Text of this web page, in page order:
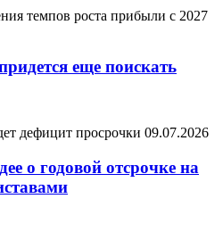
темпов роста прибыли с 2027
еще поискать
дефицит просрочки 09.07.2026
о годовой отсрочке на